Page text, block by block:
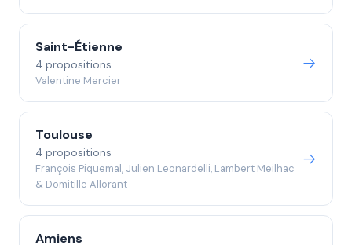
Saint-Étienne
4 propositions
Valentine Mercier
Toulouse
4 propositions
François Piquemal, Julien Leonardelli, Lambert Meilhac
& Domitille Allorant
Amiens